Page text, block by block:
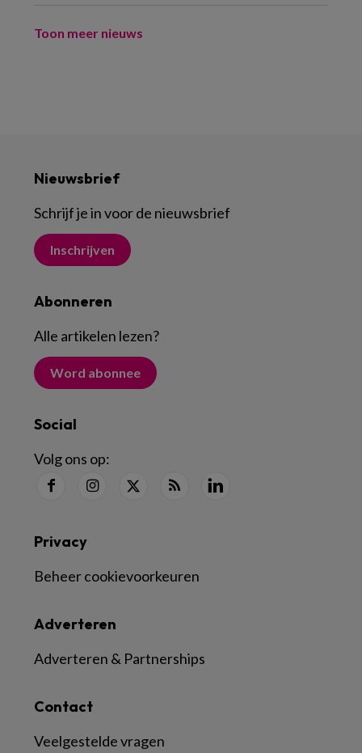
Toon meer nieuws
Nieuwsbrief
Schrijf je in voor de nieuwsbrief
Inschrijven
Abonneren
Alle artikelen lezen?
Word abonnee
Social
Volg ons op:
Contact
Veelgestelde vragen
Adverteren
Adverteren & Partnerships
Privacy
Beheer cookievoorkeuren